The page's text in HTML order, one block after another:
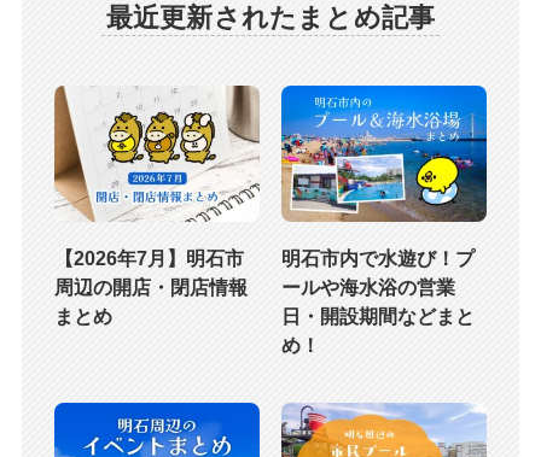
最近更新されたまとめ記事
【2026年7月】明石市
周辺の開店・閉店情報
まとめ
明石市内で水遊び！プ
ールや海水浴の営業
日・開設期間などまと
め！